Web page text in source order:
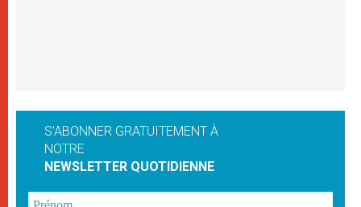
S'ABONNER GRATUITEMENT À
NOTRE
NEWSLETTER QUOTIDIENNE